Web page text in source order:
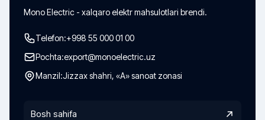
Mono Electric - xalqaro elektr mahsulotlari brendi.
Telefon:+998 55 000 01 00
Pochta:export@monoelectric.uz
Manzil:Jizzax shahri, «A» sanoat zonasi
Bosh sahifa